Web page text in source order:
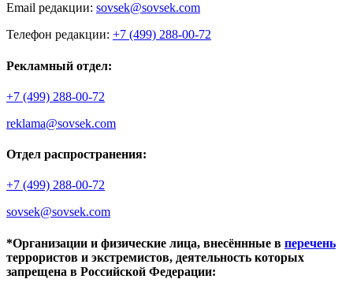
Email редакции: sovsek@sovsek.com
Телефон редакции: +7 (499) 288-00-72
Рекламный отдел:
+7 (499) 288-00-72
reklama@sovsek.com
Отдел распространения:
+7 (499) 288-00-72
sovsek@sovsek.com
*Организации и физические лица, внесённные в перечень
террористов и экстремистов, деятельность которых
запрещена в Российской Федерации: